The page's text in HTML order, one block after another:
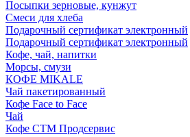
Посыпки зерновые, кунжут
Смеси для хлеба
Подарочный сертификат электронный
Подарочный сертификат электронный
Кофе, чай, напитки
Морсы, смузи
КОФЕ MIKALE
Чай пакетированный
Кофе Face to Face
Чай
Кофе СТМ Продсервис